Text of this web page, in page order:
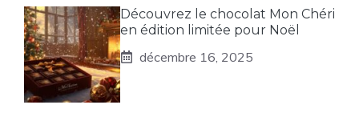
Découvrez le chocolat Mon Chéri
en édition limitée pour Noël
décembre 16, 2025